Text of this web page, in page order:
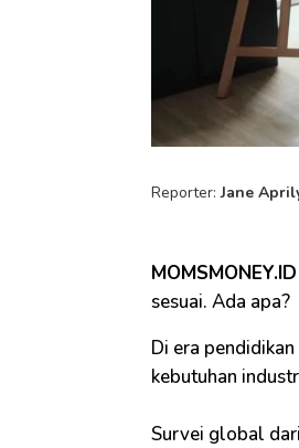
Reporter:Jane
sesuai. Ada apa?
Di era
kebutuhan
Survei global